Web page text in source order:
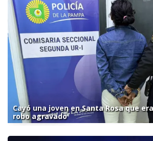
Cayó una joven en Santa Rosa que
robo agravado